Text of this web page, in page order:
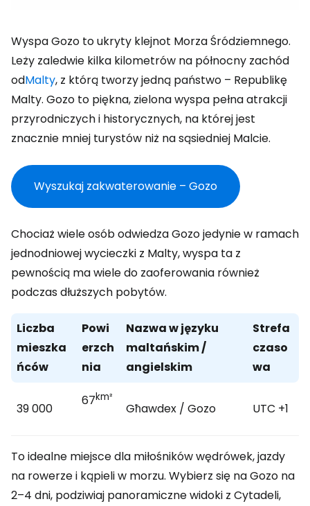
Wyspa Gozo to ukryty klejnot Morza Śródziemnego.
Leży zaledwie kilka kilometrów na północny zachód
odMalty, z którą tworzy jedną państwo – Republikę
Malty. Gozo to piękna, zielona wyspa pełna atrakcji
przyrodniczych i historycznych, na której jest
znacznie mniej turystów niż na sąsiedniej Malcie.
Wyszukaj zakwaterowanie – Gozo
Chociaż wiele osób odwiedza Gozo jedynie w ramach
jednodniowej wycieczki z Malty, wyspa ta z
pewnością ma wiele do zaoferowania również
podczas dłuższych pobytów.
Liczba
mieszka
ńców
Powi
erzch
nia
Nazwa w języku
maltańskim /
angielskim
Strefa
czaso
wa
39 000
67km²
Għawdex / Gozo UTC +1
To idealne miejsce dla miłośników wędrówek, jazdy
na rowerze i kąpieli w morzu. Wybierz się na Gozo na
2–4 dni, podziwiaj panoramiczne widoki z Cytadeli,